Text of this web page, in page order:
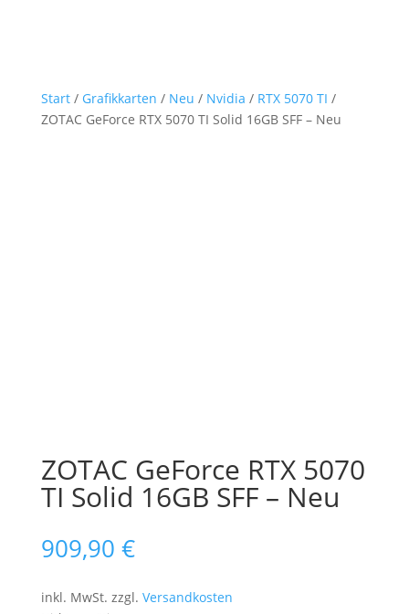
Start/ Grafikkarten / Neu / Nvidia / RTX 5070 TI /
ZOTAC GeForce RTX 5070 TI Solid 16GB SFF – Neu
ZOTAC GeForce RTX 5070
TI Solid 16GB SFF – Neu
909,90 €
inkl. MwSt. zzgl. Versandkosten